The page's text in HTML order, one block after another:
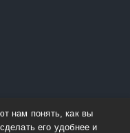
нам понять, как вы
его удобнее и